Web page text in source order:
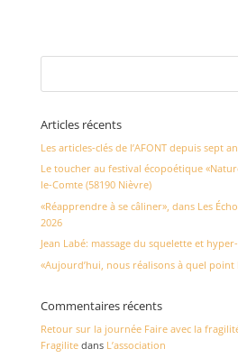
Articles récents
Les articles-clés de l’AFONT depuis sept
Le toucher au festival écopoétique
le-Comte (58190 Nièvre)
«Réapprendre à se câliner», dans Les
2026
Jean Labé: massage du squelette et
«Aujourd’hui, nous réalisons à quel point
Commentaires récents
Retour sur la journée Faire avec la
Fragilitedans L’association